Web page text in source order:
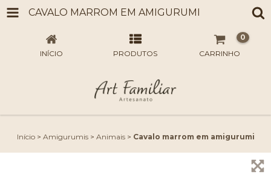
CAVALO MARROM EM AMIGURUMI
INÍCIO PRODUTOS CARRINHO
0
Início > Amigurumis > Animais > Cavalo marrom em amigurumi